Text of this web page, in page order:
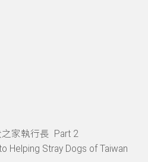
之家執行長 Part 2
Helping Stray Dogs of Taiwan